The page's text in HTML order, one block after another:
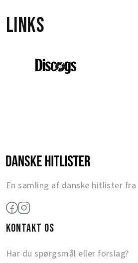
Links
En samling af danske hitlister
KONTAKT OS
Har du spørgsmål eller forslag?